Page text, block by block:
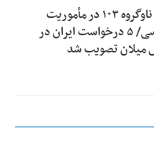
اقتدار ناوگروه ۱۰۳ در مأموریت‌
اقیانوسی/ ۵ درخواست ایران در
میلان تصویب شد